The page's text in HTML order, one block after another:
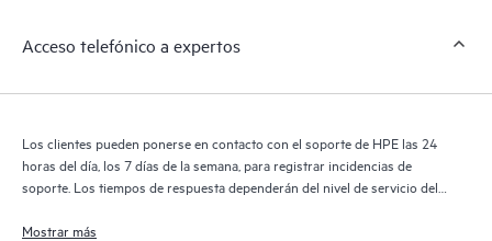
Acceso telefónico a expertos
Los clientes pueden ponerse en contacto con el soporte de HPE las 24
horas del día, los 7 días de la semana, para registrar incidencias de
soporte. Los tiempos de respuesta dependerán del nivel de servicio del
Mostrar más